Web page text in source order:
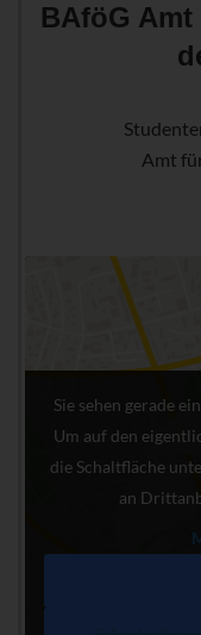
BAföG
Amt
Sie sehen gerade
Um auf den
die Schaltfläche
an